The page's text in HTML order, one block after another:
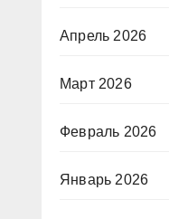
Апрель 2026
Март 2026
Февраль 2026
Январь 2026